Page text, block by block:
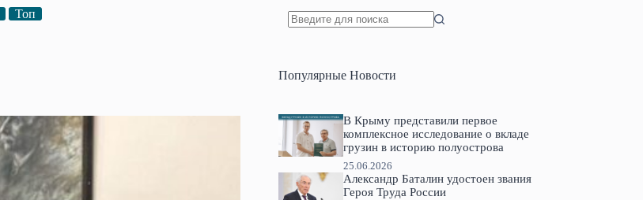
Топ
Популярные Новости
В Крыму представили первое
комплексное исследование о вкладе
грузин в историю полуострова
25.06.2026
Александр Баталин удостоен звания
Героя Труда России